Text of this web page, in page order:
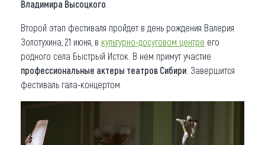
Владимира Высоцкого
Второй этап фестиваля пройдет в день рождения Валерия
Золотухина, 21 июня, в культурно-досуговом центре его
родного села Быстрый Исток. В нем примут участие
профессиональные актеры театров Сибири . Завершится
фестиваль гала-концертом.